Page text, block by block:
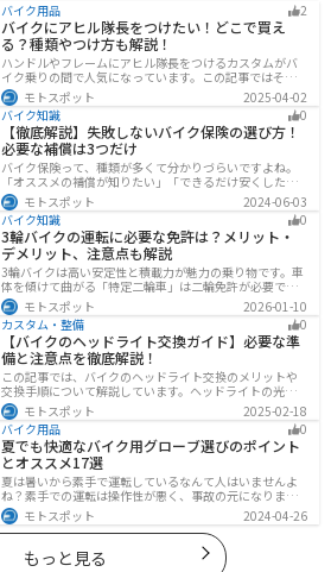
バイク用品 2
バイクにアヒル隊長をつけたい！どこで買え
る？種類やつけ方も解説！
ハンドルやフレームにアヒル隊長をつけるカスタムがバ
イク乗りの間で人気になっています。この記事ではそん
なアヒル隊長について、どこで買えるのかどんな種類が
あるのか、バイクに付ける際の注意点などまとめまし
た。アヒル隊長でオリジナルカスタムをしたい人は参考
にしてください。
モトスポット
2025-04-02
バイク知識
0
【徹底解説】失敗しないバイク保険の選び方！
必要な補償は3つだけ
バイク保険って、種類が多くて分かりづらいですよね。
「オススメの補償が知りたい」「できるだけ安くした
い」「自分に合った保険を知りたい」こういったことで
悩んでいる方向けに、バイク保険の選び方・つけるべき
補償について解説します。
モトスポット
2024-06-03
バイク知識
0
3輪バイクの運転に必要な免許は？メリット・
デメリット、注意点も解説
3輪バイクは高い安定性と積載力が魅力の乗り物です。車
体を傾けて曲がる「特定二輪車」は二輪免許が必要です
が、自立する「トライク」は普通自動車免許で運転で
き、ヘルメット着用も任意です。維持費はバイク並みです
が、運転特性や駐車ルールは車種により異なるため、事
前の確認が大切です。
モトスポット
2026-01-10
カスタム・整備
0
【バイクのヘッドライト交換ガイド】必要な準
備と注意点を徹底解説！
この記事では、バイクのヘッドライト交換のメリットや
交換手順について解説しています。ヘッドライトの光が
弱くなっていませんか？夜間の視界を改善するために
は、適切なヘッドライト交換が必要です。自分で交換す
る方法からショップに依頼する場合の費用までわかりや
すくお伝えします！
モトスポット
2025-02-18
バイク用品
0
夏でも快適なバイク用グローブ選びのポイント
とオススメ17選
夏は暑いから素手で運転しているなんて人はいませんよ
ね？素手での運転は操作性が悪く、事故の元になりま
す。直射日光が当たり日焼けで余計に暑くなります。夏に
は夏用グローブを使うことで、素手より涼しく快適にバ
イクに乗ることができるので是非使いましょう。
モトスポット 2024-04-26
もっと見る